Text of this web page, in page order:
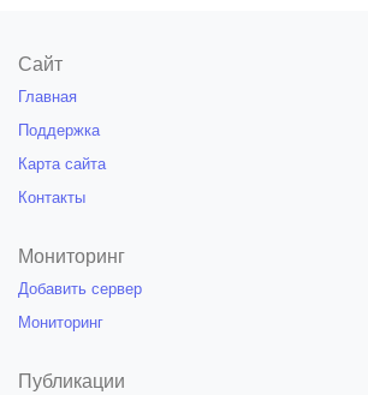
Сайт
Главная
Поддержка
Карта сайта
Контакты
Мониторинг
Добавить сервер
Мониторинг
Публикации